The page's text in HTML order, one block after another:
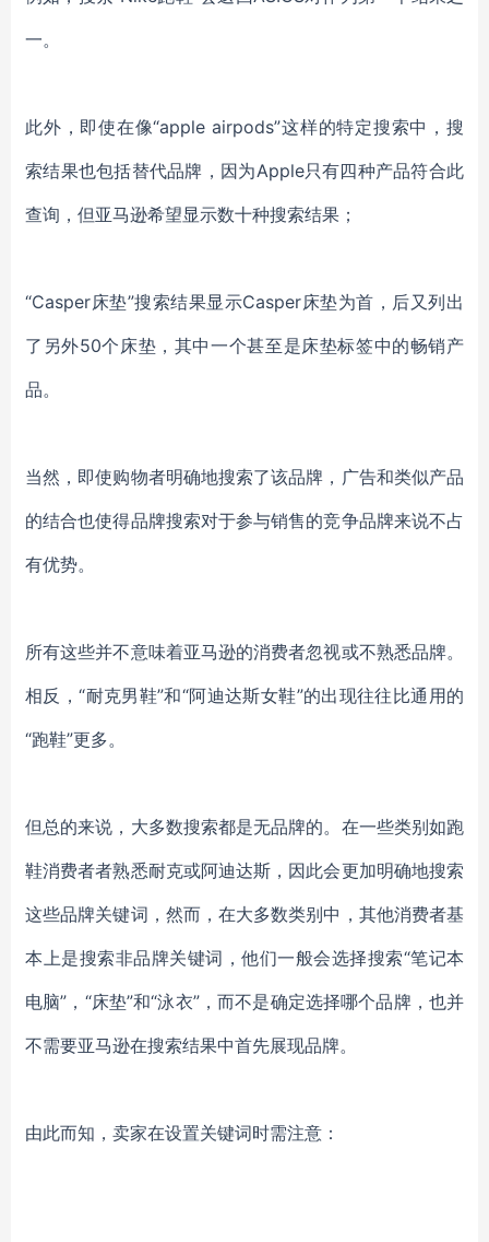
一。
此外，即使在像“apple airpods”这样的特定搜索中，搜
索结果也包括替代品牌， 因为Apple只有四种产品符合此
查询，但亚马逊希望显示数十种搜索结果 ；
“Casper床垫”搜索结果显示Casper床垫为首， 后又列出
了另外50个床垫，其中一个甚至是床垫标签中的畅销产
品。
当然，即使购物者明确地搜索了该品牌，广告和类似产品
的结合也使得品牌搜索对于参与销售的竞争品牌来说不占
有优势。
所有这些并不意味着亚马逊的消费者忽视或不熟悉品牌。
相反，“耐克男鞋”和“阿迪达斯女鞋”的出现往往比通用的
“跑鞋”更多。
但总的来说，大多数搜索都是无品牌的。在一些类别如跑
鞋消费者者熟悉耐克或阿迪达斯，因此会更加明确地搜索
这些品牌关键词，然而，在大多数类别中，其他消费者基
本上是搜索非品牌关键词，他们一般会选择搜索“笔记本
电脑”，“床垫”和“泳衣”，而不是确定选择哪个品牌，也并
不需要亚马逊在搜索结果中首先展现品牌。
由此而知，卖家在设置关键词时需注意：